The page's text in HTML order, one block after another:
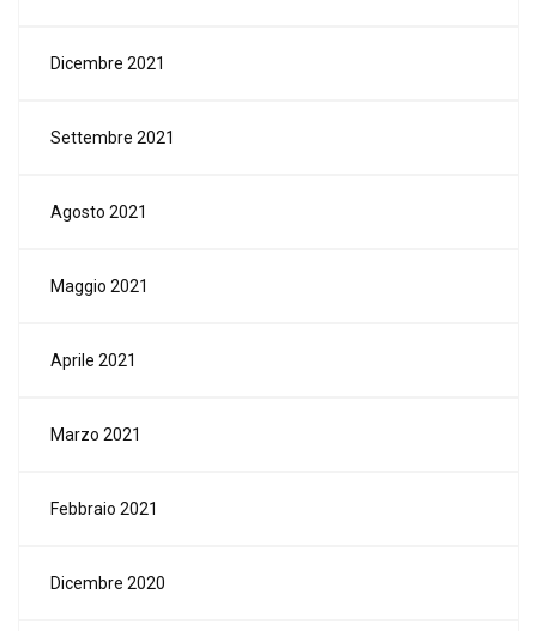
Dicembre 2021
Settembre 2021
Agosto 2021
Maggio 2021
Aprile 2021
Marzo 2021
Febbraio 2021
Dicembre 2020